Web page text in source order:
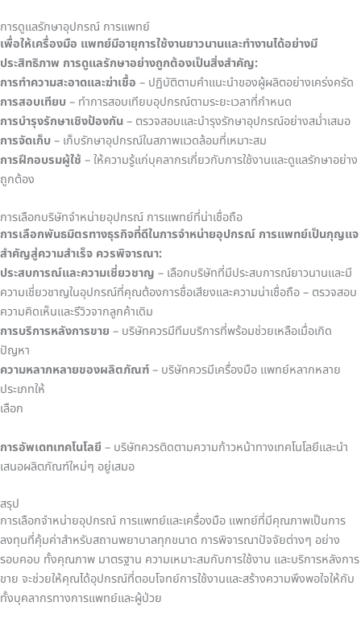
การดูแลรักษาอุปกรณ์ การแพทย์
เพื่อให้เครื่องมือ แพทย์มีอายุการใช้งานยาวนานและทำงานได้อย่างมี
ประสิทธิภาพ การดูแลรักษาอย่างถูกต้องเป็นสิ่งสำคัญ:
การทำความสะอาดและฆ่าเชื้อ – ปฏิบัติตามคำแนะนำของผู้ผลิตอย่างเคร่งครัด
การสอบเทียบ– ทำการสอบเทียบอุปกรณ์ตามระยะเวลาที่กำหนด
การบำรุงรักษาเชิงป้องกัน– ตรวจสอบและบำรุงรักษาอุปกรณ์อย่างสม่ำเสมอ
การจัดเก็บ– เก็บรักษาอุปกรณ์ในสภาพแวดล้อมที่เหมาะสม
การฝึกอบรมผู้ใช้– ให้ความรู้แก่บุคลากรเกี่ยวกับการใช้งานและดูแลรักษาอย่าง
ถูกต้อง
การเลือกบริษัทจำหน่ายอุปกรณ์ การแพทย์ที่น่าเชื่อถือ
การเลือกพันธมิตรทางธุรกิจที่ดีในการจำหน่ายอุปกรณ์ การแพทย์เป็นกุญแจ
สำคัญสู่ความสำเร็จ ควรพิจารณา:
ประสบการณ์และความเชี่ยวชาญ – เลือกบริษัทที่มีประสบการณ์ยาวนานและมี
ความเชี่ยวชาญในอุปกรณ์ที่คุณต้องการชื่อเสียงและความน่าเชื่อถือ – ตรวจสอบ
ความคิดเห็นและรีวิวจากลูกค้าเดิม
การบริการหลังการขาย – บริษัทควรมีทีมบริการที่พร้อมช่วยเหลือเมื่อเกิด
ปัญหา
ความหลากหลายของผลิตภัณฑ์– บริษัทควรมีเครื่องมือ แพทย์หลากหลาย
ประเภทให้
เลื
การอัพเดทเทคโนโลยี – บริษัทควรติดตามความก้าวหน้าทางเทคโนโลยีและนำ
เสนอผลิตภัณฑ์ใหม่ๆ อยู่เสมอ
สรุป
การเลือกจำหน่ายอุปกรณ์ การแพทย์และเครื่องมือ แพทย์ที่มีคุณภาพเป็นการ
ลงทุนที่คุ้มค่าสำหรับสถานพยาบาลทุกขนาด การพิจารณาปัจจัยต่างๆ อย่าง
รอบคอบ ทั้งคุณภาพ มาตรฐาน ความเหมาะสมกับการใช้งาน และบริการหลังการ
ขาย จะช่วยให้คุณได้อุปกรณ์ที่ตอบโจทย์การใช้งานและสร้างความพึงพอใจให้กับ
ทั้งบุคลากรทางการแพทย์และผู้ป่วย